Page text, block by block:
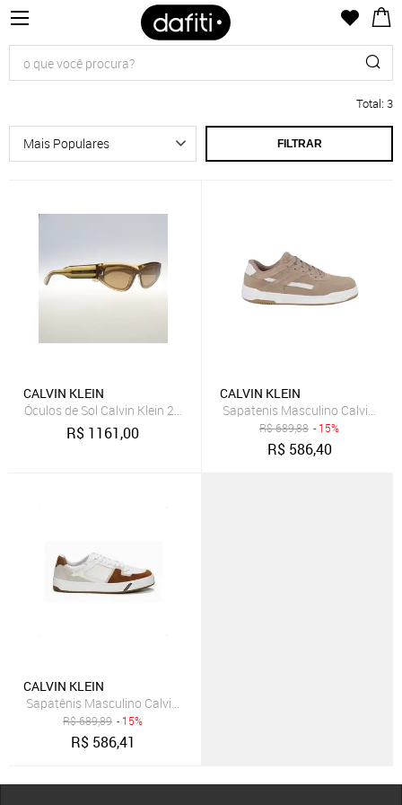
Total: 3
FILTRAR
CALVIN KLEIN
Óculos de Sol Calvin Klein 24534S Caramelo
R$ 1161,00
CALVIN KLEIN
Sapatenis Masculino Calvin
R$689,88 - 15%
R$ 586,40
CALVIN KLEIN
Sapatênis Masculino Calvin Klein Branco E Bege
R$689,89 - 15%
R$ 586,41